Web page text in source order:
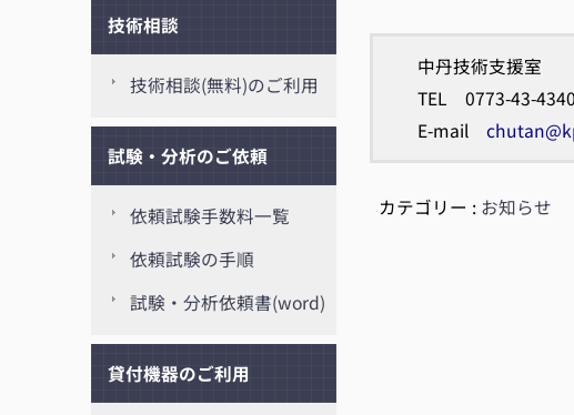
中丹技術支援室
TEL 0773-43-
E-mail
カテゴリー : お知らせ
技術相談
技術相談(無料)のご利用
試験・分析のご依頼
依頼試験手数料一覧
依頼試験の手順
試験・分析依頼書(word)
貸付機器のご利用